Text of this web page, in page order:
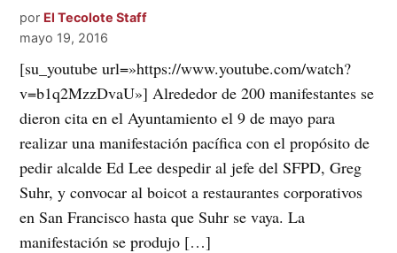
por El Tecolote Staff
mayo 19, 2016
[su_youtube url=»https://www.youtube.com/watch?
v=b1q2MzzDvaU»] Alrededor de 200 manifestantes se
dieron cita en el Ayuntamiento el 9 de mayo para
realizar una manifestación pacífica con el propósito de
pedir alcalde Ed Lee despedir al jefe del SFPD, Greg
Suhr, y convocar al boicot a restaurantes corporativos
en San Francisco hasta que Suhr se vaya. La
manifestación se produjo […]